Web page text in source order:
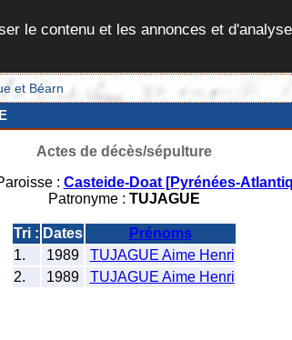
le contenu et les annonces et
et Béarn
Actes de décès/sépulture
: Casteide-Doat [Pyrénées-
Patronyme : TUJAGUE
Tri : Dates
Prénoms
1.
1989
TUJAGUE Aime Henri
2.
1989 TUJAGUE Aime Henri